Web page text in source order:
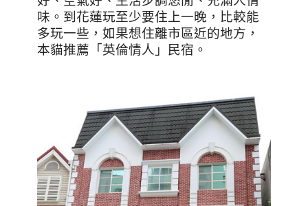
味。到花蓮玩至少要住上一晚，比較能
多玩一些，如果想住離市區近的地方，
本貓推薦「英倫情人」民宿。